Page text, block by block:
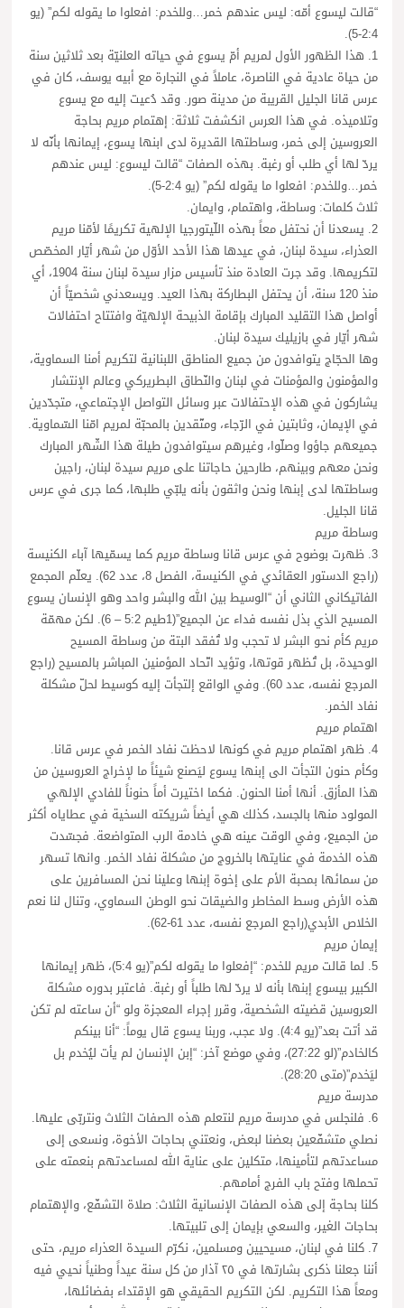
“قالت ليسوع أمّه: ليس عندهم خمر…وللخدم: افعلوا ما يقوله لكم” (يو
2:4-5).
1. هذا الظهور الأول لمريم أمّ يسوع في حياته العلنيّة بعد ثلاثين سنة
من حياة عادية في الناصرة، عاملاً في النجارة مع أبيه يوسف، كان في
عرس قانا الجليل القريبة من مدينة صور. وقد دُعيت إليه مع يسوع
وتلاميذه. في هذا العرس انكشفت ثلاثة: إهتمام مريم بحاجة
العروسين إلى خمر، وساطتها القديرة لدى ابنها يسوع، إيمانها بأنّه لا
يردّ لها أي طلب أو رغبة. بهذه الصفات “قالت ليسوع: ليس عندهم
خمر…وللخدم: افعلوا ما يقوله لكم” (يو 2:4-5).
ثلاث كلمات: وساطة، واهتمام، وايمان.
2. يسعدنا أن نحتفل معاً بهذه اللّيتورجيا الإلهية تكريمًا لأمّنا مريم
العذراء، سيدة لبنان، في عيدها هذا الأحد الأوّل من شهر أيّار المخصّص
لتكريمها. وقد جرت العادة منذ تأسيس مزار سيدة لبنان سنة 1904، أي
منذ 120 سنة، أن يحتفل البطاركة بهذا العيد. ويسعدني شخصيّاً أن
أواصل هذا التقليد المبارك بإقامة الذبيحة الإلهيّة وافتتاح احتفالات
شهر أيّار في بازيليك سيدة لبنان.
وها الحجّاج يتوافدون من جميع المناطق اللبنانية لتكريم أمنا السماوية،
والمؤمنون والمؤمنات في لبنان والنّطاق البطريركي وعالم الإنتشار
يشاركون في هذه الإحتفالات عبر وسائل التواصل الإجتماعي، متجدّدين
في الإيمان، وثابتين في الرّجاء، ومتّقدين بالمحبّة لمريم امّنا السّماوية.
جميعهم جاؤوا وصلّوا، وغيرهم سيتوافدون طيلة هذا الشّهر المبارك
ونحن معهم وبينهم، طارحين حاجاتنا على مريم سيدة لبنان، راجين
وساطتها لدى إبنها ونحن واثقون بأنه يلبّي طلبها، كما جرى في عرس
قانا الجليل.
وساطة مريم
3. ظهرت بوضوح في عرس قانا وساطة مريم كما يسمّيها آباء الكنيسة
(راجع الدستور العقائدي في الكنيسة، الفصل 8، عدد 62). يعلّم المجمع
الفاتيكاني الثاني أن “الوسيط بين الله والبشر واحد وهو الإنسان يسوع
المسيح الذي بذل نفسه فداء عن الجميع”(1طيم 5:2 – 6). لكن مهمّة
مريم كأم نحو البشر لا تحجب ولا تُفقد البتة من وساطة المسيح
الوحيدة، بل تُظهر قوتها، وتؤيد اتّحاد المؤمنين المباشر بالمسيح (راجع
المرجع نفسه، عدد 60). وفي الواقع إلتجأت إليه كوسيط لحلّ مشكلة
نفاد الخمر.
اهتمام مريم
4. ظهر اهتمام مريم في كونها لاحظت نفاد الخمر في عرس قانا.
وكأم حنون التجأت الى إبنها يسوع ليَصنع شيئاً ما لإخراج العروسين من
هذا المأزق. أنها أمنا الحنون. فكما اختيرت أماً حنوناً للفادي الإلهي
المولود منها بالجسد، كذلك هي أيضاً شريكته السخية في عطاياه أكثر
من الجميع، وفي الوقت عينه هي خادمة الرب المتواضعة. فجسّدت
هذه الخدمة في عنايتها بالخروج من مشكلة نفاد الخمر. وانها تسهر
من سمائها بمحبة الأم على إخوة إبنها وعلينا نحن المسافرين على
هذه الأرض وسط المخاطر والضيقات نحو الوطن السماوي، وتنال لنا نعم
الخلاص الأبدي(راجع المرجع نفسه، عدد 61-62).
إيمان مريم
5. لما قالت مريم للخدم: “إفعلوا ما يقوله لكم”(يو 5:4)، ظهر إيمانها
الكبير بيسوع إبنها بأنه لا يردّ لها طلباً أو رغبة. فاعتبر بدوره مشكلة
العروسين قضيته الشخصية، وقرر إجراء المعجزة ولو “أن ساعته لم تكن
قد أتت بعد”(يو 4:4). ولا عجب، وربنا يسوع قال يوماً: “أنا بينكم
كالخادم”(لو 27:22)، وفي موضع آخر: “إبن الإنسان لم يأت ليُخدم بل
ليَخدم”(متى 28:20).
مدرسة مريم
6. فلنجلس في مدرسة مريم لنتعلم هذه الصفات الثلاث ونتربّى عليها.
نصلي متشفّعين بعضنا لبعض، ونعتني بحاجات الأخوة، ونسعى إلى
مساعدتهم لتأمينها، متكلين على عناية الله لمساعدتهم بنعمته على
تحملها وفتح باب الفرج أمامهم.
كلنا بحاجة إلى هذه الصفات الإنسانية الثلاث: صلاة التشفّع، والإهتمام
بحاجات الغير، والسعي بإيمان إلى تلبيتها.
7. كلنا في لبنان، مسيحيين ومسلمين، نكرّم السيدة العذراء مريم، حتى
أننا جعلنا ذكرى بشارتها في ٢٥ آذار من كل سنة عيداً وطنياً نحيي فيه
ومعاً هذا التكريم. لكن التكريم الحقيقي هو الإقتداء بفضائلها،